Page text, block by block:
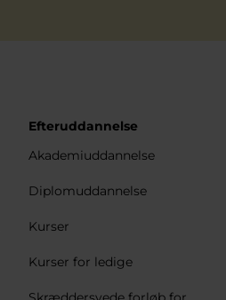
Efteruddannelse
Akademiuddannelse
Diplomuddannelse
Kurser
Kurser for ledige